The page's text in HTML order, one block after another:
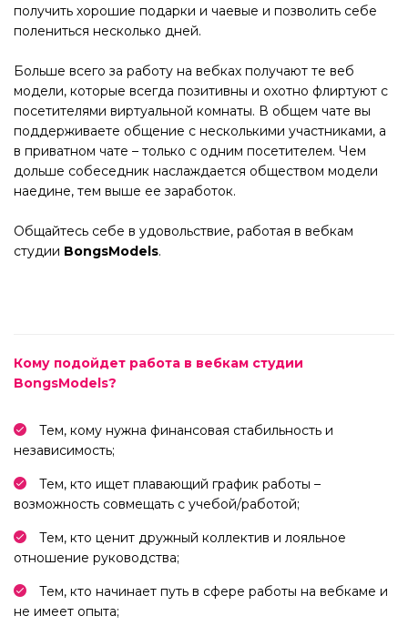
получить хорошие подарки и чаевые и позволить себе
полениться несколько дней.
Больше всего за работу на вебках получают те веб
модели, которые всегда позитивны и охотно флиртуют с
посетителями виртуальной комнаты. В общем чате вы
поддерживаете общение с несколькими участниками, а
в приватном чате – только с одним посетителем. Чем
дольше собеседник наслаждается обществом модели
наедине, тем выше ее заработок.
Общайтесь себе в удовольствие, работая в вебкам
студии BongsModels.
Кому подойдет работа в вебкам студии
BongsModels?
Тем, кому нужна финансовая стабильность и
независимость;
Тем, кто ищет плавающий график работы –
возможность совмещать с учебой/работой;
Тем, кто ценит дружный коллектив и лояльное
отношение руководства;
Тем, кто начинает путь в сфере работы на вебкаме и
не имеет опыта;